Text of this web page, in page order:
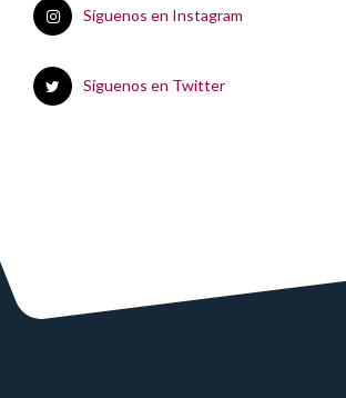
Síguenos en Instagram
Síguenos en Twitter